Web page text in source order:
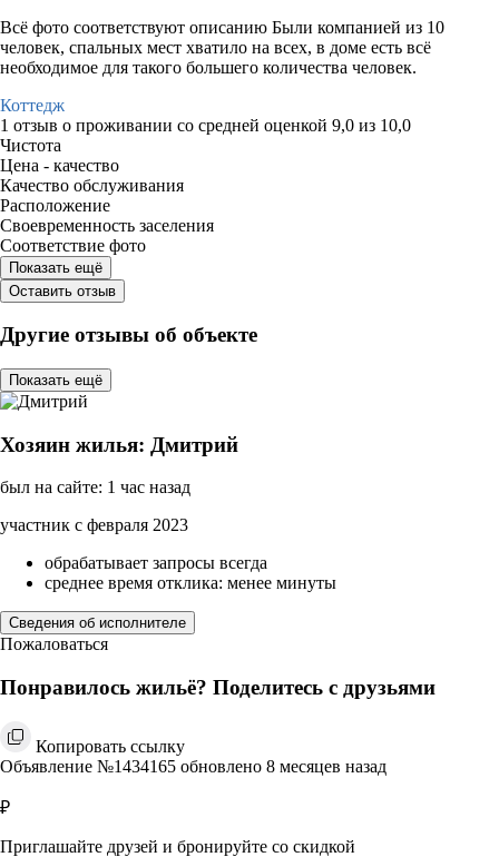
Всё фото соответствуют описанию Были компанией из 10
человек, спальных мест хватило на всех, в доме есть всё
необходимое для такого большего количества человек.
Коттедж
1 отзыв о проживании со средней оценкой 9,0 из 10,0
Чистота
Цена - качество
Качество обслуживания
Расположение
Своевременность заселения
Соответствие фото
Показать ещё
Оставить отзыв
Другие отзывы об объекте
Показать ещё
Хозяин жилья: Дмитрий
был на сайте: 1 час назад
участник с февраля 2023
обрабатывает запросы всегда
среднее время отклика: менее минуты
Сведения об исполнителе
Пожаловаться
Понравилось жильё? Поделитесь с друзьями
Копировать ссылку
Объявление №1434165 обновлено 8 месяцев назад
₽
Приглашайте друзей и бронируйте со скидкой